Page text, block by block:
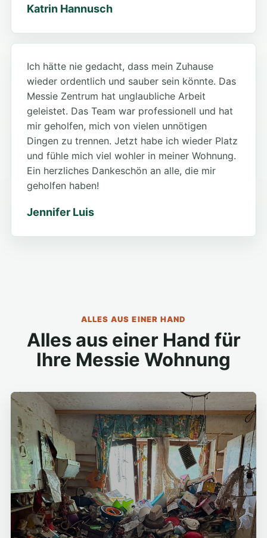
Katrin Hannusch
Ich hätte nie gedacht, dass mein Zuhause
wieder ordentlich und sauber sein könnte. Das
Messie Zentrum hat unglaubliche Arbeit
geleistet. Das Team war professionell und hat
mir geholfen, mich von vielen unnötigen
Dingen zu trennen. Jetzt habe ich wieder Platz
und fühle mich viel wohler in meiner Wohnung.
Ein herzliches Dankeschön an alle, die mir
geholfen haben!
Jennifer Luis
ALLES AUS EINER HAND
Alles aus einer Hand für
Ihre Messie Wohnung